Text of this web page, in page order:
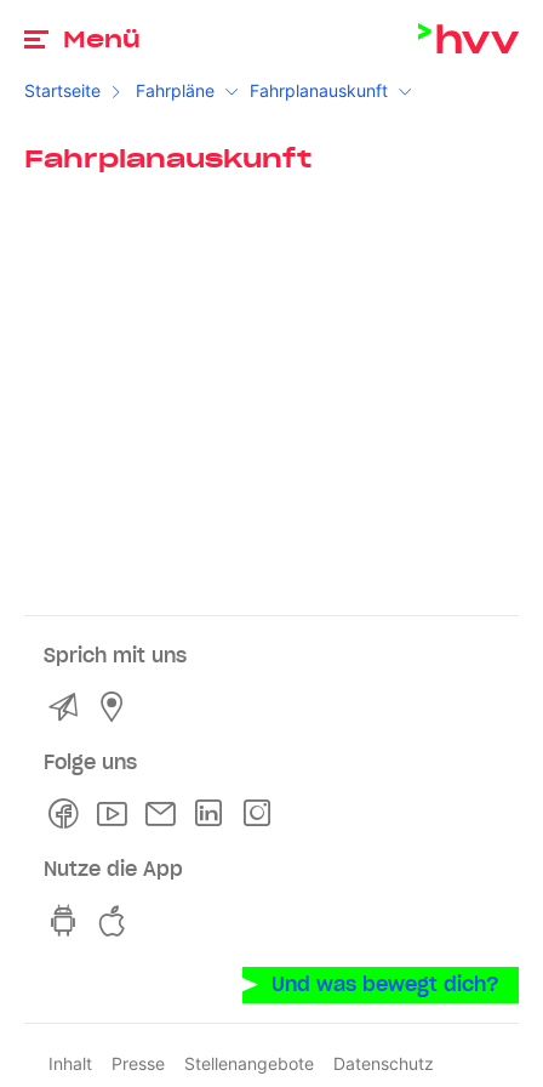
Menü
Startseite Fahrpläne Fahrplanauskunft
Fahrplanauskunft
Sprich mit uns
Kontakt
Folge uns
FacebookYoutubeNewsletterLinkedln
Nutze die App
hvv switch App auf GooglePlay
Und was bewegt dich?
Inhalt Presse Stellenangebote
Datenschutz